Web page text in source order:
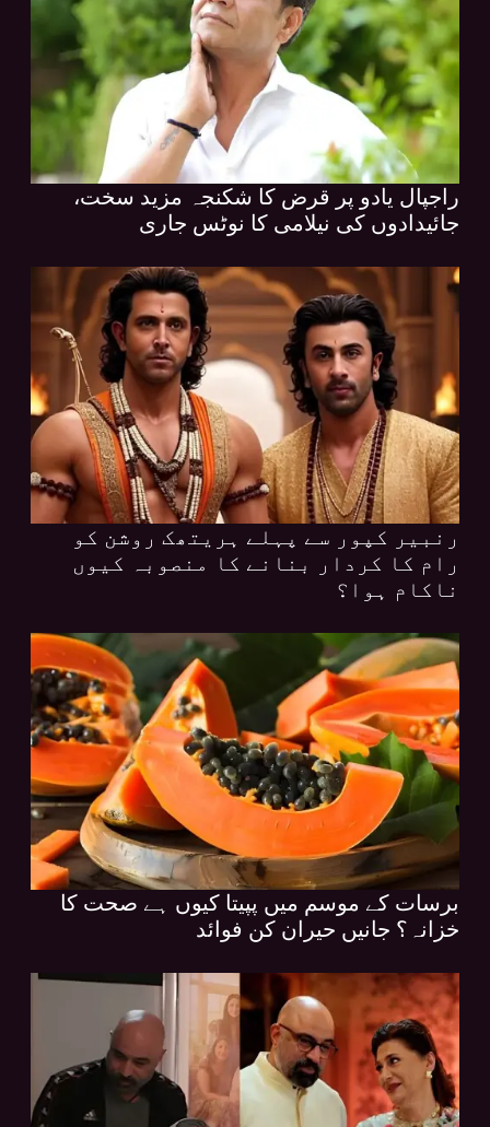
راجپال یادو پر قرض کا شکنجہ مزید سخت،
جائیدادوں کی نیلامی کا نوٹس جاری
رنبیر کپور سے پہلے ہریتھک روشن کو
رام کا کردار بنانے کا منصوبہ کیوں
ناکام ہوا؟
برسات کے موسم میں پپیتا کیوں ہے صحت کا
خزانہ؟ جانیں حیران کن فوائد